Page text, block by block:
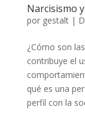
Narcisismo
por gestalt|
¿Cómo son
contribuye el
qué es una
perfil con la